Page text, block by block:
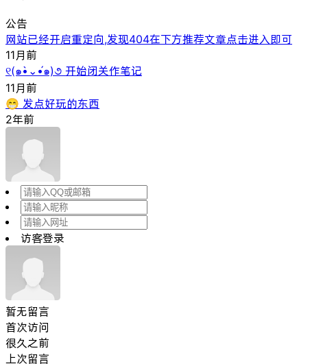
公告
网站已经开启重定向,发现404在下方推荐文章点击进入即可
11月前
୧(๑•̀⌄•́๑)૭ 开始闭关作笔记
11月前
😁 发点好玩的东西
2年前
访客登录
暂无留言
首次访问
很久之前
上次留言